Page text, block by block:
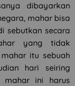
dibayarkan
mahar bisa
sebutkan secara
yang tidak
itu sebuah
hari seiring
mahar ini harus